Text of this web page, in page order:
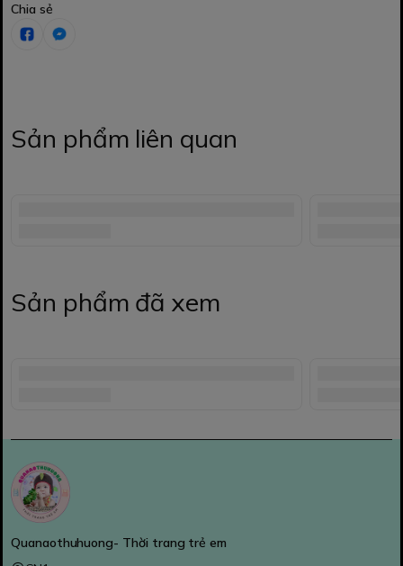
Chia sẻ
Sản phẩm liên quan
Sản phẩm đã xem
Quanaothuhuong- Thời trang trẻ em